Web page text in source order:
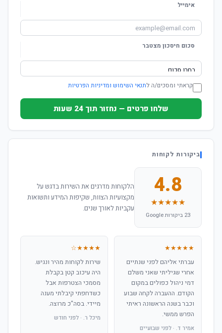
אימייל
סכום חיסכון מצטבר
קראתי ומסכים/ה לתנאי השימוש ומדיניות הפרטיות
שלחו פרטים — נחזור תוך 24 שעות
ביקורות לקוחות
4.8
★★★★★
23 ביקורות Google
הלקוחות מדרגים את השירות בדגש על
מקצועיות הצוות, שקיפות המידע ותשואות
עקביות לאורך שנים.
★★★★★
עברתי אליהם לפני שנתיים
אחרי שגיליתי שאני משלם
דמי ניהול כפולים במקום
הקודם. ההעברה לקחה שבוע
וכבר בשנה הראשונה ראיתי
הפרש ממשי.
אמיר ד. · לפני שבועיים
★★★★☆
שירות לקוחות מהיר ונגיש.
היה עיכוב קטן בקבלת
מסמכי הצטרפות אבל
כשדחפתי קיבלתי מענה
מיידי. בסה"כ מרוצה.
מיכל ר. · לפני חודש